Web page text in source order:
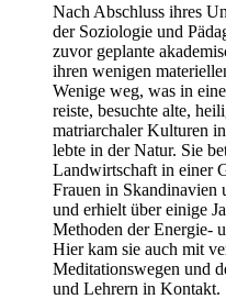
Nach Abschluss ihres
der Soziologie und
zuvor geplante
ihren wenigen
Wenige weg, was in
reiste, besuchte alte,
matriarchaler Kulturen
lebte in der Natur. Sie
Landwirtschaft in einer
Frauen in Skandinavien
und erhielt über einige
Methoden der Energie-
Hier kam sie auch mit
Meditationswegen und
und Lehrern in Kontakt.